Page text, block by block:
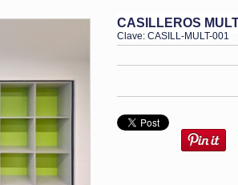
CASILLEROS
Clave: CASILL-MULT-001